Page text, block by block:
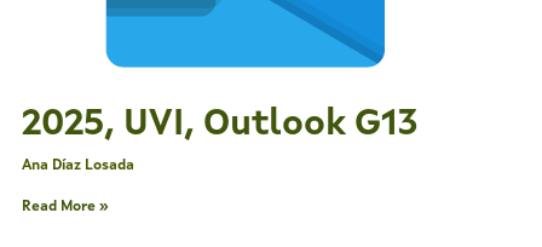
2025, UVI, Outlook G13
Ana Díaz Losada
Read More »